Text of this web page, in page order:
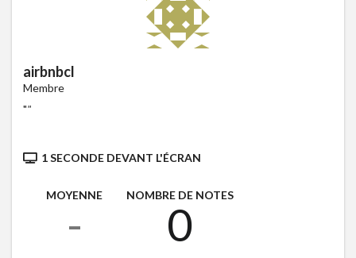
airbnbcl
Membre
""
1 SECONDE DEVANT L'ÉCRAN
MOYENNE
-
NOMBRE DE NOTES
0